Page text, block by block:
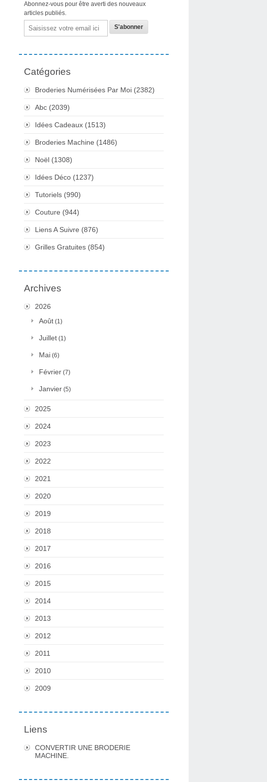
Abonnez-vous pour être averti des nouveaux
articles publiés.
Email
Catégories
Broderies Numérisées Par Moi (2382)
Abc (2039)
Idées Cadeaux (1513)
Broderies Machine (1486)
Noël (1308)
Idées Déco (1237)
Tutoriels (990)
Couture (944)
Liens A Suivre (876)
Grilles Gratuites (854)
Archives
2026
Août (1)
Juillet (1)
Mai (6)
Février (7)
Janvier (5)
2025
2024
2023
2022
2021
2020
2019
2018
2017
2016
2015
2014
2013
2012
2011
2010
2009
Liens
CONVERTIR UNE BRODERIE
MACHINE.